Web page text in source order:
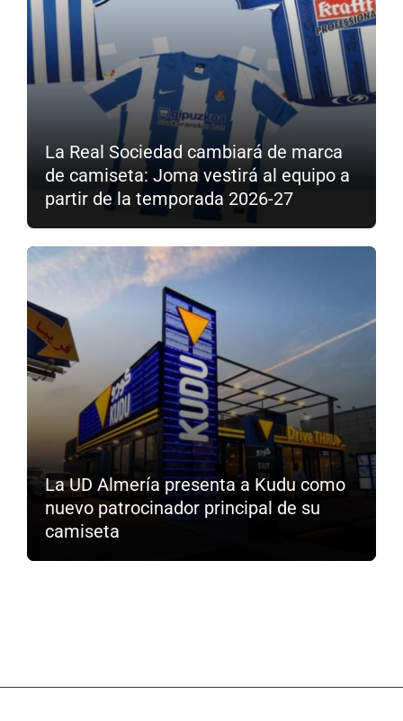
La Real Sociedad cambiará de marca
de camiseta: Joma vestirá al equipo a
partir de la temporada 2026-27
La UD Almería presenta a Kudu como
nuevo patrocinador principal de su
camiseta